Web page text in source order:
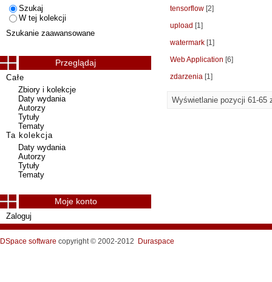
tensorflow [2]
upload [1]
watermark [1]
Web Application [6]
zdarzenia [1]
Wyświetlanie pozycji 61-65
Szukaj
W tej kolekcji
Szukanie zaawansowane
Przeglądaj
Całe
Zbiory i kolekcje
Daty wydania
Autorzy
Tytuły
Tematy
Ta kolekcja
Daty wydania
Autorzy
Tytuły
Tematy
Moje konto
Zaloguj
DSpace software copyright © 2002-2012 Duraspace